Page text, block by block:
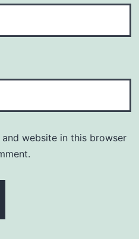
and website in this browser